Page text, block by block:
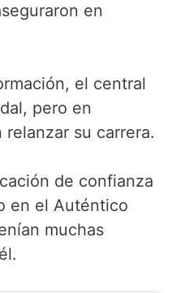
en
el central
pero en
su carrera.
de confianza
en el Auténtico
muchas